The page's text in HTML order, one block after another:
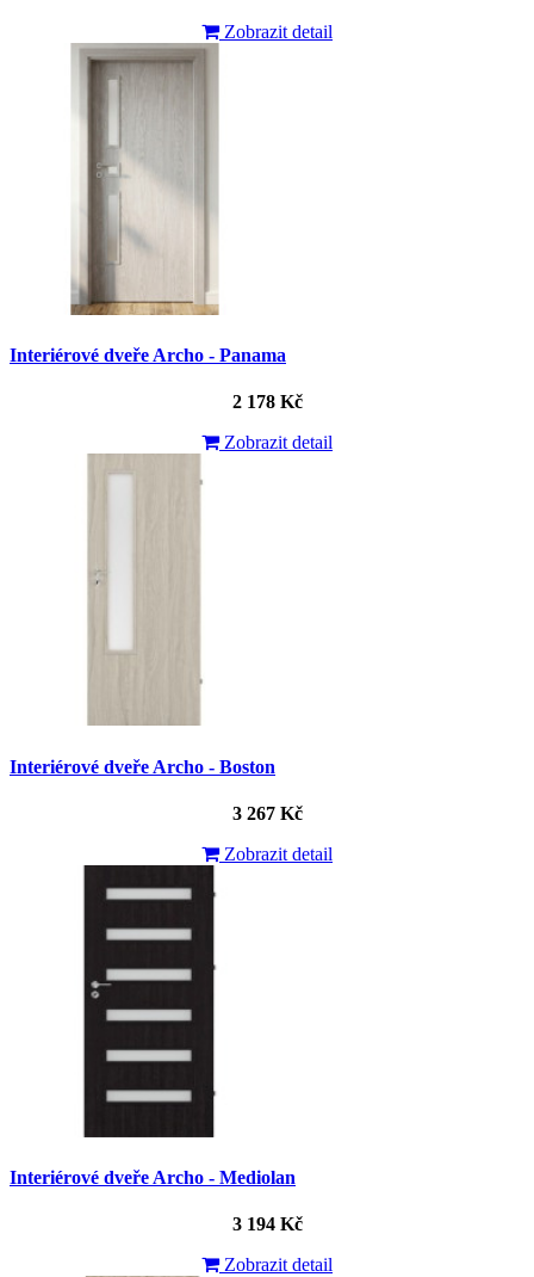
Zobrazit detail
Interiérové dveře Archo - Panama
2 178 Kč
Zobrazit detail
Interiérové dveře Archo - Boston
3 267 Kč
Zobrazit detail
Interiérové dveře Archo - Mediolan
3 194 Kč
Zobrazit detail